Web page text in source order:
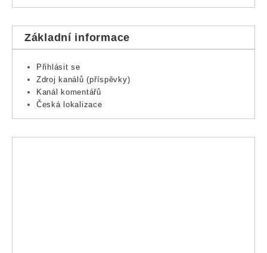
Základní informace
Přihlásit se
Zdroj kanálů (příspěvky)
Kanál komentářů
Česká lokalizace